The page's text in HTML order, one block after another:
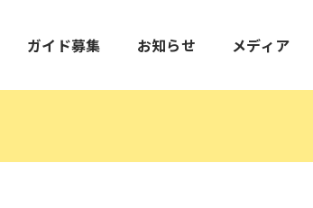
ガイド募集 お知らせ メディア